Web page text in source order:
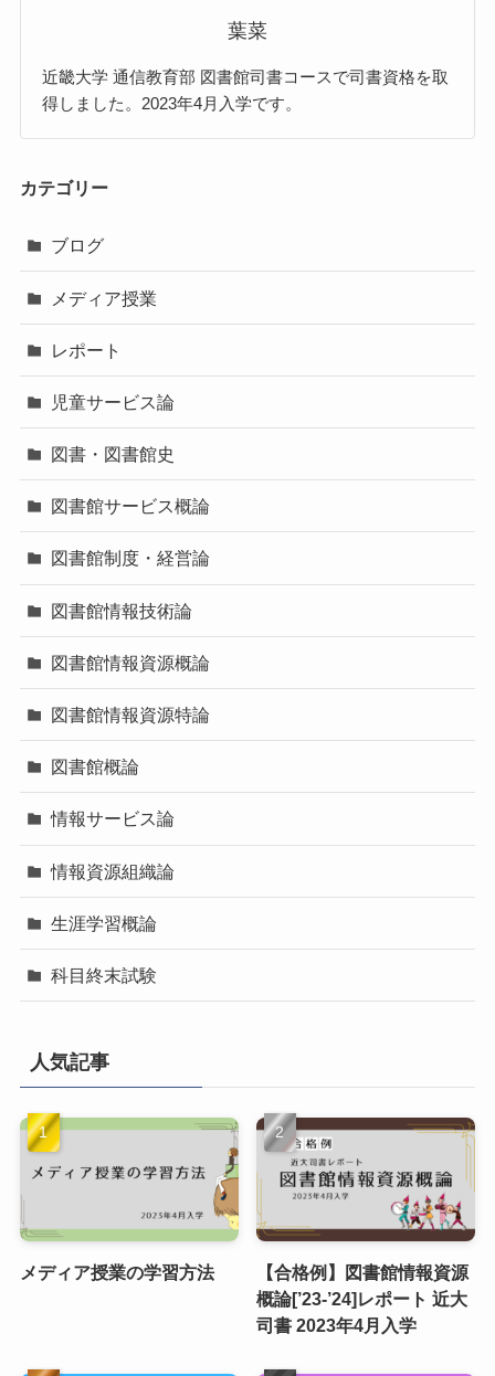
葉菜
近畿大学 通信教育部 図書館司書コースで司書資格を取
得しました。2023年4月入学です。
カテゴリー
ブログ
メディア授業
レポート
児童サービス論
図書・図書館史
図書館サービス概論
図書館制度・経営論
図書館情報技術論
図書館情報資源概論
図書館情報資源特論
図書館概論
情報サービス論
情報資源組織論
生涯学習概論
科目終末試験
人気記事
メディア授業の学習方法
【合格例】図書館情報資源
概論[’23-’24]レポート 近大
司書 2023年4月入学